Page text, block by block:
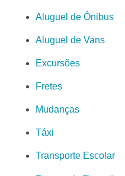
Aluguel de Ônibus
Aluguel de Vans
Excursões
Fretes
Mudanças
Táxi
Transporte Escolar